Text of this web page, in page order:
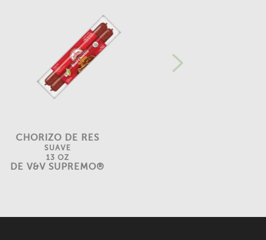
CHORIZO DE RES
SUAVE
13 OZ
DE V&V SUPREMO®